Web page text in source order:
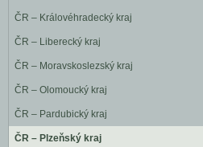
ČR – Královéhradecký kraj
ČR – Liberecký kraj
ČR – Moravskoslezský kraj
ČR – Olomoucký kraj
ČR – Pardubický kraj
ČR – Plzeňský kraj